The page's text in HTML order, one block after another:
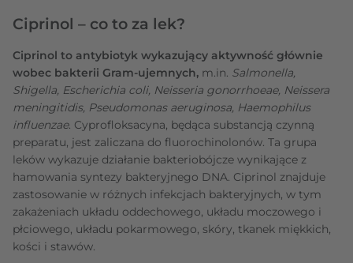
Ciprinol – co to za lek?
Ciprinol to antybiotyk wykazujący aktywność głównie
wobec bakterii Gram-ujemnych, m.in. Salmonella,
Shigella, Escherichia coli, Neisseria gonorrhoeae, Neissera
meningitidis, Pseudomonas aeruginosa, Haemophilus
influenzae. Cyprofloksacyna, będąca substancją czynną
preparatu, jest zaliczana do fluorochinolonów. Ta grupa
leków wykazuje działanie bakteriobójcze wynikające z
hamowania syntezy bakteryjnego DNA. Ciprinol znajduje
zastosowanie w różnych infekcjach bakteryjnych, w tym
zakażeniach układu oddechowego, układu moczowego i
płciowego, układu pokarmowego, skóry, tkanek miękkich,
kości i stawów.